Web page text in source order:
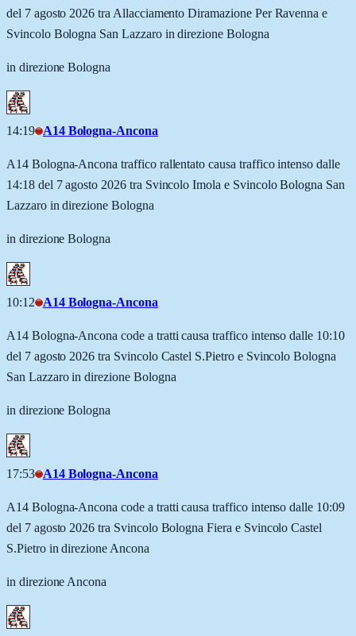
del 7 agosto 2026 tra Allacciamento Diramazione Per Ravenna e
Svincolo Bologna San Lazzaro in direzione Bologna
in direzione Bologna
14:19 A14 Bologna-Ancona
A14 Bologna-Ancona traffico rallentato causa traffico intenso dalle
14:18 del 7 agosto 2026 tra Svincolo Imola e Svincolo Bologna San
Lazzaro in direzione Bologna
in direzione Bologna
10:12 A14 Bologna-Ancona
A14 Bologna-Ancona code a tratti causa traffico intenso dalle 10:10
del 7 agosto 2026 tra Svincolo Castel S.Pietro e Svincolo Bologna
San Lazzaro in direzione Bologna
in direzione Bologna
17:53 A14 Bologna-Ancona
A14 Bologna-Ancona code a tratti causa traffico intenso dalle 10:09
del 7 agosto 2026 tra Svincolo Bologna Fiera e Svincolo Castel
S.Pietro in direzione Ancona
in direzione Ancona